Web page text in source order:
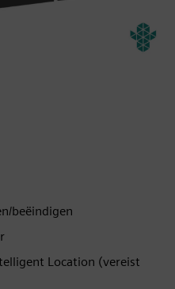
beëindigen
Location (vereist